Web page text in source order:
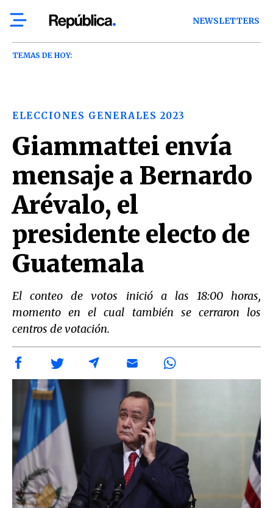
NEWSLETTERS
TEMAS DE HOY:
ELECCIONES GENERALES 2023
Giammattei envía
mensaje a Bernardo
Arévalo, el
presidente electo de
Guatemala
El conteo de votos inició a las 18:00 horas,
momento en el cual también se cerraron los
centros de votación.